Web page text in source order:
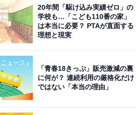
20年間「駆け込み実績ゼロ」の
学校も…「こども110番の家」
は本当に必要？ PTAが直面する
理想と現実
「青春18きっぷ」販売激減の裏
に何が？ 連続利用の厳格化だけ
ではない「本当の理由」